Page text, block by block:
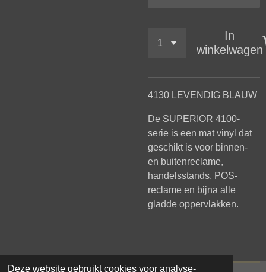
Deze website gebruikt cookies voor analyse-
In
winkelwagen
4130 LEVENDIG BLAUW
De SUPERIOR 4100-
serie is een mat vinyl dat
geschikt is voor binnen-
en buitenreclame,
handelsstands, POS-
reclame en bijna alle
gladde oppervlakken.